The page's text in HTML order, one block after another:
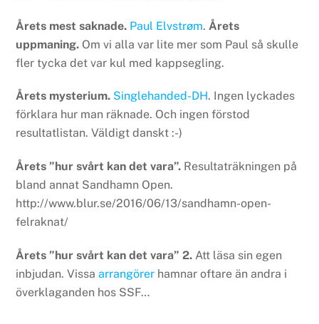
Årets mest saknade. Paul Elvstrøm. Årets
uppmaning. Om vi alla var lite mer som Paul så skulle
fler tycka det var kul med kappsegling.
Årets mysterium. Singlehanded-DH. Ingen lyckades
förklara hur man räknade. Och ingen förstod
resultatlistan. Väldigt danskt :-)
Årets ”hur svårt kan det vara”. Resultaträkningen på
bland annat Sandhamn Open.
http://www.blur.se/2016/06/13/sandhamn-open-
felraknat/
Årets ”hur svårt kan det vara” 2. Att läsa sin egen
inbjudan. Vissaarrangörer hamnar oftare än andra i
överklaganden hos SSF…